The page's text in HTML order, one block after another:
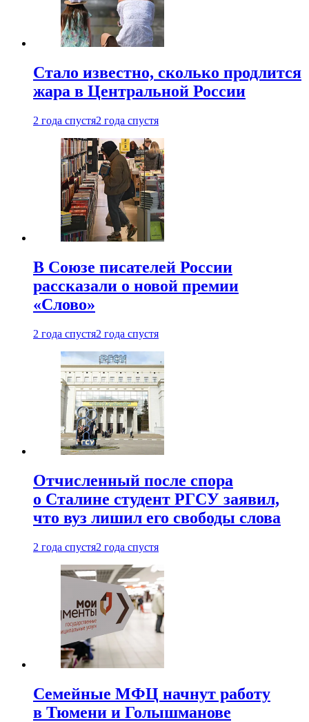
Стало известно, сколько продлится
жара в Центральной России
2 года спустя2 года спустя
В Союзе писателей России
рассказали о новой премии
«Слово»
2 года спустя2 года спустя
Отчисленный после спора
о Сталине студент РГСУ заявил,
что вуз лишил его свободы слова
2 года спустя2 года спустя
Семейные МФЦ начнут работу
в Тюмени и Голышманове